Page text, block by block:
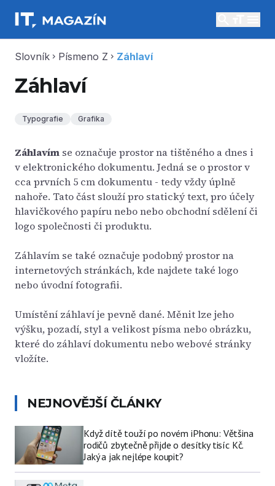
Slovník chevron_right Písmeno Z chevron_right Záhlaví
Záhlaví
Typografie Grafika
Záhlavím se označuje prostor na tištěného a dnes i
v elektronického dokumentu. Jedná se o prostor v
cca prvních 5 cm dokumentu - tedy vždy úplně
nahoře. Tato část slouží pro statický text, pro účely
hlavičkového papíru nebo nebo obchodní sdělení či
logo společnosti či produktu.
Záhlavím se také označuje podobný prostor na
internetových stránkách, kde najdete také logo
nebo úvodní fotografii.
Umístění záhlaví je pevně dané. Měnit lze jeho
výšku, pozadí, styl a velikost písma nebo obrázku,
které do záhlaví dokumentu nebo webové stránky
vložíte.
NEJNOVĚJŠÍ ČLÁNKY
Když dítě touží po novém iPhonu: Většina
rodičů zbytečně přijde o desítky tisíc Kč.
Jaký a jak nejlépe koupit?